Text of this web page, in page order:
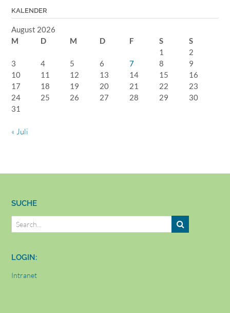
KALENDER
August 2026
M
D M D F S
S
1
2
3
4 5 6 7 8
9
10
11 12 13 14 15
16
17
18 19 20 21 22
23
24
25 26 27 28 29
30
31
« Juli
SUCHE
LOGIN:
Intranet